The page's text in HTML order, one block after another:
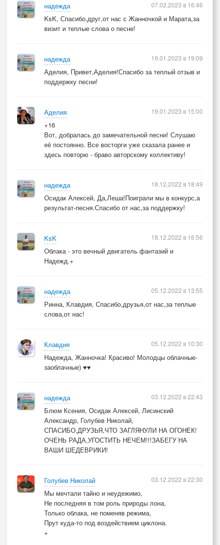
Облака, плывущие мимо.
Мы с тобою так неудержимо.
И пусть сбудется, о чём мечтали,
Мы с тобою так неудержимо.
надежда
KsK, Спасибо,друг,от нас с Жанночкой и Марата,за
визит и теплые слова о песне!
07.02.2023 в 16:46
надежда
Аделия, Привет,Аделия!Спасибо за теплый отзыв и
поддержку песни!
19.01.2023 в 19:09
Аделия
+16
Вот, добралась до замечательной песни! Слушаю
её постоянно. Все восторги уже сказала ранее и
здесь повторю - браво авторскому коллективу!
19.01.2023 в 15:00
надежда
Осидак Алексей, Да,Леша!Поиграли мы в конкурс,а
результат-песня.Спасибо от нас,за поддержку!
18.12.2022 в 18:49
KsK
Облака - это вечный двигатель фантазий и
Надежд.+
18.12.2022 в 16:56
надежда
Ринна, Клавдия, Спасибо,друзья,от нас,за теплые
слова,от нас!
05.12.2022 в 13:55
Клавдия
Надежда, Жанночка! Красиво! Молодцы облачные-
заоблачные) ♥♥
05.12.2022 в 10:30
надежда
Блюм Ксения, Осидак Алексей, Лисинский
Александр, Голубев Николай,
СПАСИБО,ДРУЗЬЯ,ЧТО ЗАГЛЯНУЛИ НА ОГОНЕК!
ОЧЕНЬ РАДА,УГОСТИТЬ НЕЧЕМ!!!ЗАБЕГУ НА
ВАШИ ШЕДЕВРИКИ!
03.12.2022 в 22:43
Голубев Николай
Мы мечтали тайно и неудежимо,
Не последняя в том роль природы лона,
Только облака, не поменяв режима,
Прут куда-то под воздействием циклона.
+
03.12.2022 в 22:30